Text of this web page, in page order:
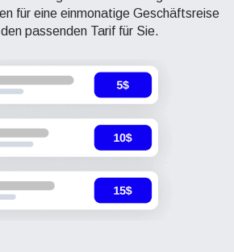
für eine einmonatige Geschäftsreise
passenden Tarif für Sie.